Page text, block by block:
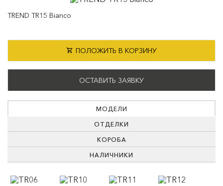
TREND TR15 Bianco
ПОЛОЖИТЬ В КОРЗИНУ
ОСТАВИТЬ ЗАЯВКУ
МОДЕЛИ
ОТДЕЛКИ
КОРОБА
НАЛИЧНИКИ